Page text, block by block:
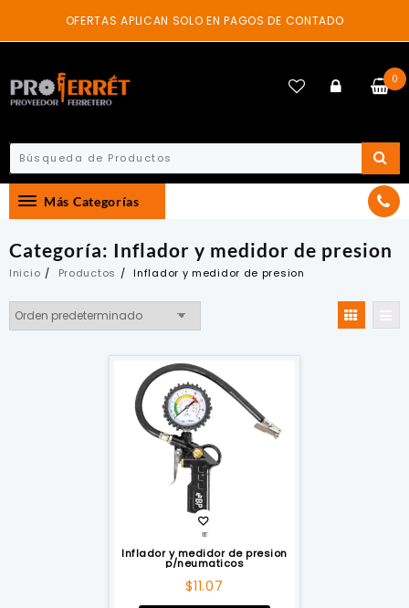
content
OFERTAS APLICAN SOLO EN PAGOS DE CONTADO
0
Más Categorías
Categoría: Inflador y medidor de presion
Inicio Productos Inflador y medidor de presion
Inflador y medidor de presion
p/neumaticos
$11.07